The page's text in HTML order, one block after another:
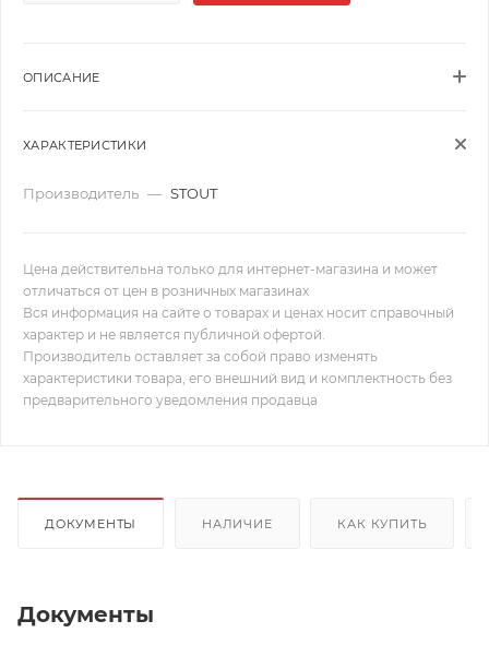
ОПИСАНИЕ
ХАРАКТЕРИСТИКИ
Производитель — STOUT
Цена действительна только для интернет-магазина и может
отличаться от цен в розничных магазинах
Вся информация на сайте о товарах и ценах носит справочный
характер и не является публичной офертой.
Производитель оставляет за собой право изменять
характеристики товара, его внешний вид и комплектность без
предварительного уведомления продавца
ДОКУМЕНТЫ НАЛИЧИЕ КАК КУПИТЬ
Документы